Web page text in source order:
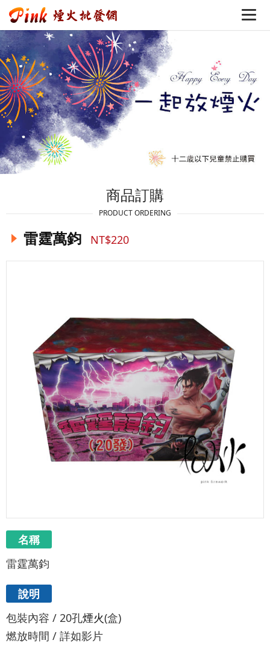
商品訂購
PRODUCT ORDERING
雷霆萬鈞 NT$220
名稱
雷霆萬鈞
說明
包裝內容 / 20孔煙火(盒)
燃放時間 / 詳如影片